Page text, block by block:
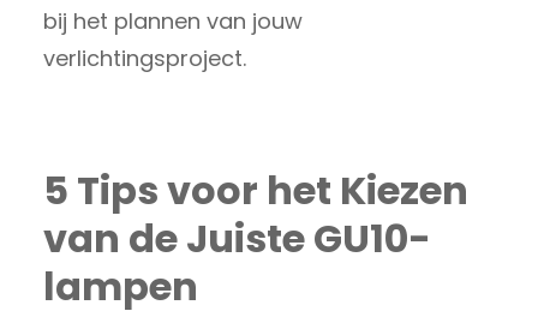
bij het plannen van jouw
verlichtingsproject.
5 Tips voor het Kiezen
van de Juiste GU10-
lampen